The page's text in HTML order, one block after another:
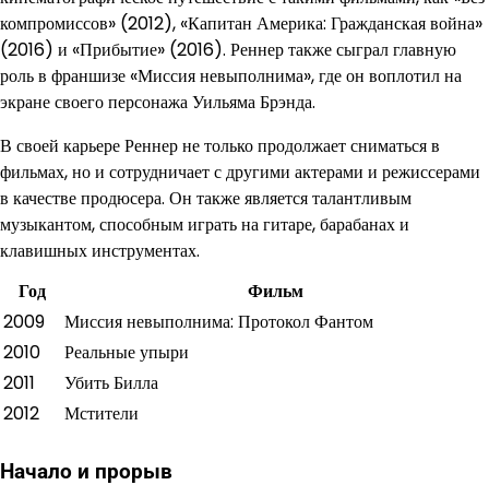
компромиссов» (2012), «Капитан Америка: Гражданская война»
(2016) и «Прибытие» (2016). Реннер также сыграл главную
роль в франшизе «Миссия невыполнима», где он воплотил на
экране своего персонажа Уильяма Брэнда.
В своей карьере Реннер не только продолжает сниматься в
фильмах, но и сотрудничает с другими актерами и режиссерами
в качестве продюсера. Он также является талантливым
музыкантом, способным играть на гитаре, барабанах и
клавишных инструментах.
Год
Фильм
2009
Миссия невыполнима: Протокол Фантом
2010
Реальные упыри
2011
Убить Билла
2012
Мстители
Начало и прорыв